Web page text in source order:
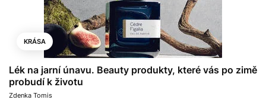
KRÁSA
Lék na jarní únavu. Beauty produkty, které vás po zimě
probudí k životu
Zdenka Tomis